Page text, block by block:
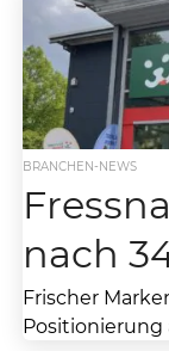
Fressnapf/
der Zentrale.
abgegeben.
Omnichannel-
BRANCHEN-NEWS
nach
Frischer
Positionierung